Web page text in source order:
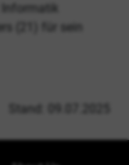
(21) für sein
Stand: 09.07.2025